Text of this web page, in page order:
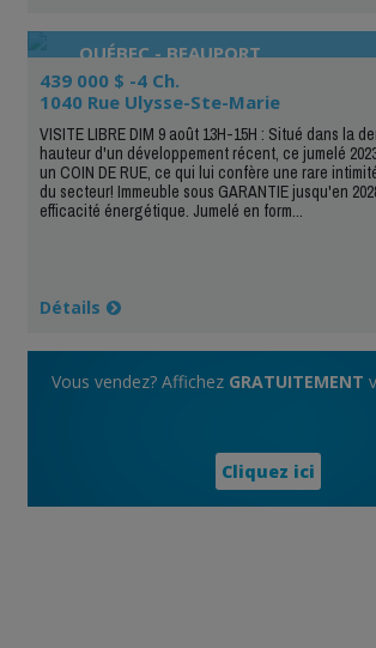
QUÉBEC - BEAUPORT
439 000 $ -4 Ch.
1040 Rue Ulysse-Ste-Marie
VISITE LIBRE DIM 9 août 13H-15H : Situé dans la
hauteur d'un développement récent, ce jumelé
un COIN DE RUE, ce qui lui confère une rare
du secteur! Immeuble sous GARANTIE jusqu'en
efficacité énergétique. Jumelé en form...
Détails
Vous vendez? Affichez GRATUITEMENT
Cliquez ici